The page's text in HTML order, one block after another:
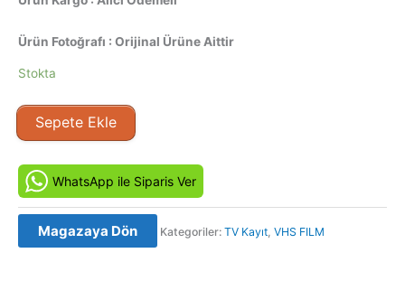
Ürün Fotoğrafı : Orijinal Ürüne Aittir
Stokta
Kaçacak
Yer
-
Nowhere
to
Run
Sepete Ekle
WhatsApp ile Siparis Ver
Magazaya Dön Kategoriler: TV Kayıt VHS FILM